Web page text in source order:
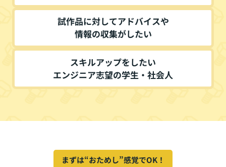
試作品に対してアドバイスや
情報の収集がしたい
スキルアップをしたい
エンジニア志望の学生・社会人
まずは“おためし”感覚でOK！